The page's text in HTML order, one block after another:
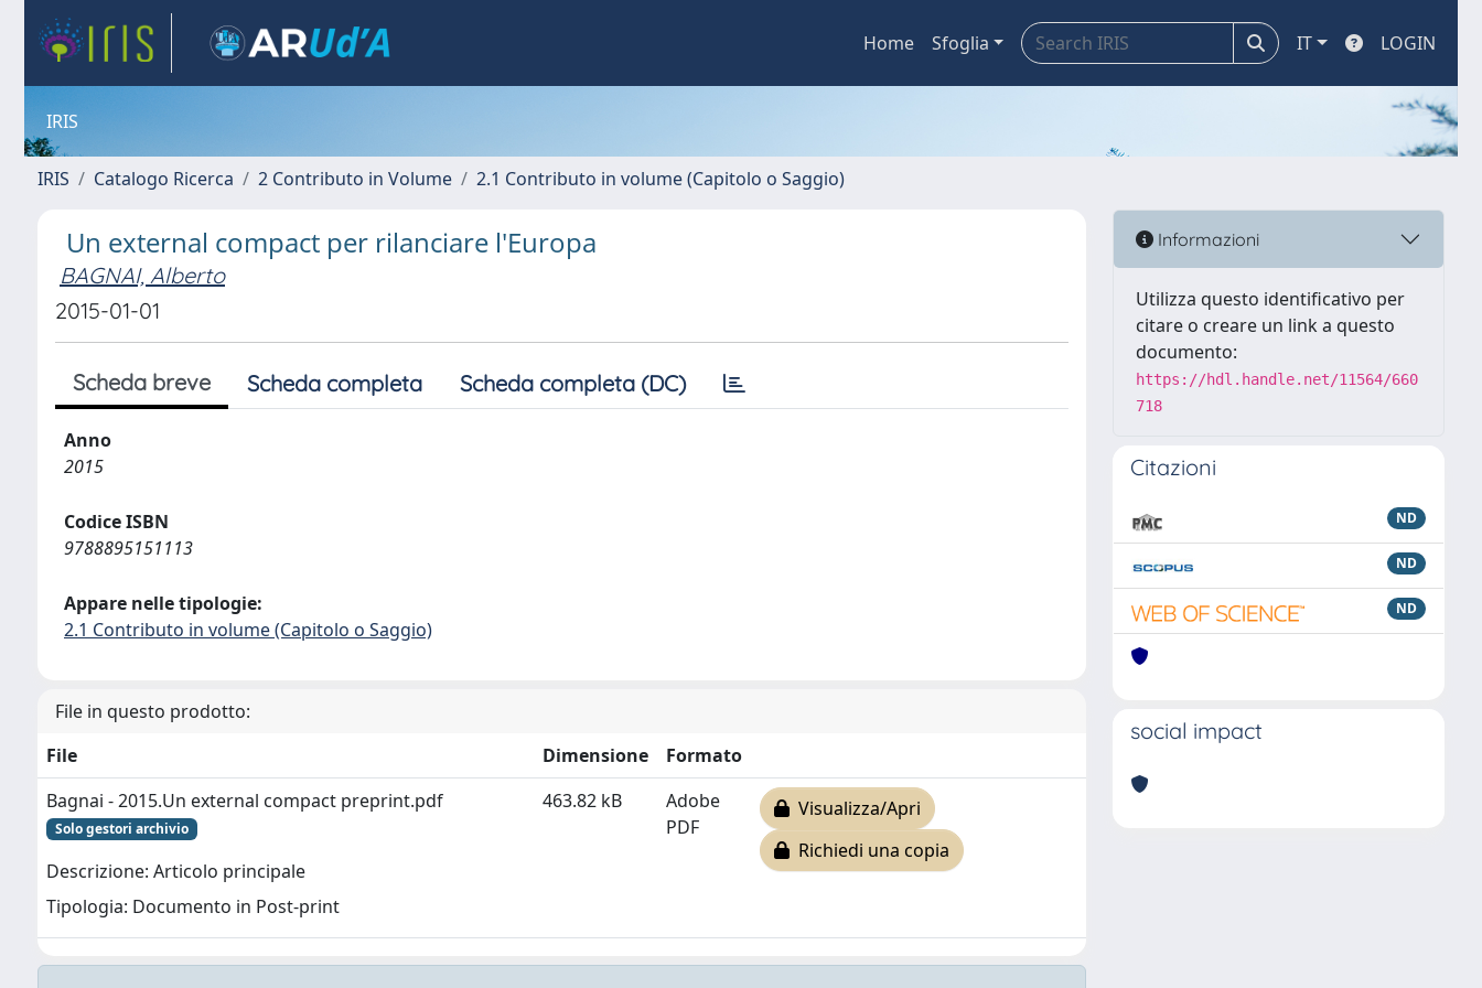
Home Sfoglia IT LOGIN
IRIS
IRIS Catalogo Ricerca 2 Contributo in Volume 2.1 Contributo in volume (Capitolo o Saggio)
Un external compact per rilanciare l'Europa
BAGNAI, Alberto
2015-01-01
Scheda breve Scheda completa Scheda completa (DC)
Anno
2015
Codice ISBN
9788895151113
Appare nelle tipologie:
2.1 Contributo in volume (Capitolo o Saggio)
File in questo prodotto:
File
Dimensione
Formato
Bagnai - 2015.Un external compact preprint.pdf
Solo gestori archivio
Descrizione: Articolo principale
Tipologia: Documento in Post-print
463.82 kB
Adobe
PDF
Visualizza/Apri
Richiedi una copia
Informazioni
Utilizza questo identificativo per
citare o creare un link a questo
documento:
https://hdl.handle.net/11564/660
718
Citazioni
ND
ND
ND
social impact